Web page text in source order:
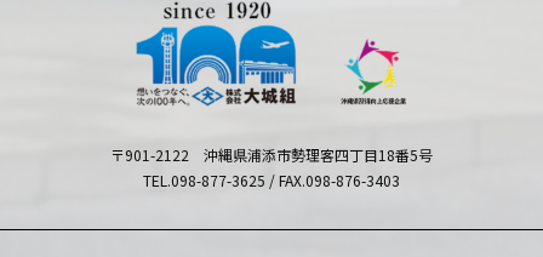
〒901-2122 沖縄県浦添市勢理客四丁目18番5号
TEL.098-877-3625 / FAX.098-876-3403